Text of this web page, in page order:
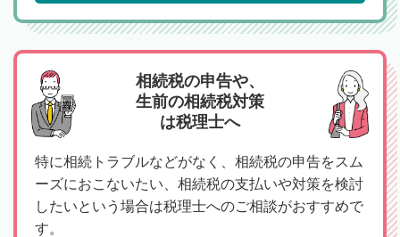
相続税の申告や、
生前の相続税対策
は税理士へ
特に相続トラブルなどがなく、相続税の申告をスム
ーズにおこないたい、相続税の支払いや対策を検討
したいという場合は税理士へのご相談がおすすめで
す。